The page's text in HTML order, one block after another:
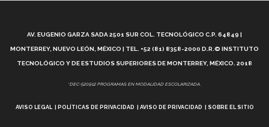
¿Cómo es el Modelo Educativo Tec? (video)
Vida Tec: Feminismo e Inteligencia Artificial, Paola
AV. EUGENIO GARZA SADA 2501 SUR COL. TECNOLÓGICO C.P. 64849 |
MONTERREY, NUEVO LEÓN, MÉXICO | TEL. +52 (81) 8358-2000 D.R.© INSTITUTO
TECNOLÓGICO Y DE ESTUDIOS SUPERIORES DE MONTERREY, MÉXICO. 2018
*DEC-520912 PROGRAMAS EN MODALIDAD ESCOLARIZADA.
AVISO LEGAL POLÍTICAS DE PRIVACIDAD AVISO DE PRIVACIDAD SOBRE EL SITIO